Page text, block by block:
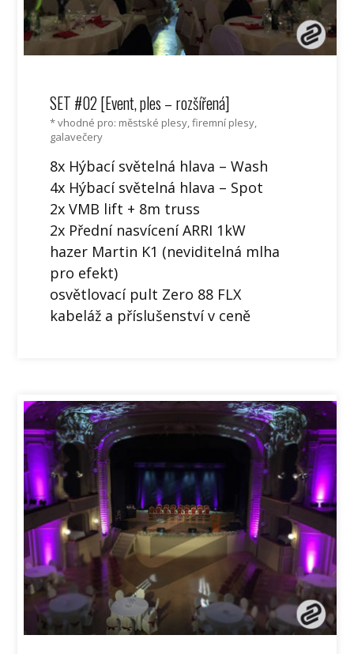
SET #02 [Event, ples – rozšířená]
* vhodné pro: městské plesy, firemní plesy,
galavečery
8x Hýbací světelná hlava – Wash
4x Hýbací světelná hlava – Spot
2x VMB lift + 8m truss
2x Přední nasvícení ARRI 1kW
hazer Martin K1 (neviditelná mlha
pro efekt)
osvětlovací pult Zero 88 FLX
kabeláž a příslušenství v ceně